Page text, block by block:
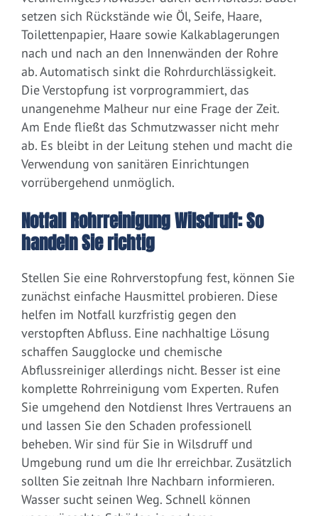
setzen sich Rückstände wie Öl, Seife, Haare,
Toilettenpapier, Haare sowie Kalkablagerungen
nach und nach an den Innenwänden der Rohre
ab. Automatisch sinkt die Rohrdurchlässigkeit.
Die Verstopfung ist vorprogrammiert, das
unangenehme Malheur nur eine Frage der Zeit.
Am Ende fließt das Schmutzwasser nicht mehr
ab. Es bleibt in der Leitung stehen und macht die
Verwendung von sanitären Einrichtungen
vorrübergehend unmöglich.
Notfall Rohrreinigung Wilsdruff: So
handeln Sie richtig
Stellen Sie eine Rohrverstopfung fest, können Sie
zunächst einfache Hausmittel probieren. Diese
helfen im Notfall kurzfristig gegen den
verstopften Abfluss. Eine nachhaltige Lösung
schaffen Saugglocke und chemische
Abflussreiniger allerdings nicht. Besser ist eine
komplette Rohrreinigung vom Experten. Rufen
Sie umgehend den Notdienst Ihres Vertrauens an
und lassen Sie den Schaden professionell
beheben. Wir sind für Sie in Wilsdruff und
Umgebung rund um die Ihr erreichbar. Zusätzlich
sollten Sie zeitnah Ihre Nachbarn informieren.
Wasser sucht seinen Weg. Schnell können